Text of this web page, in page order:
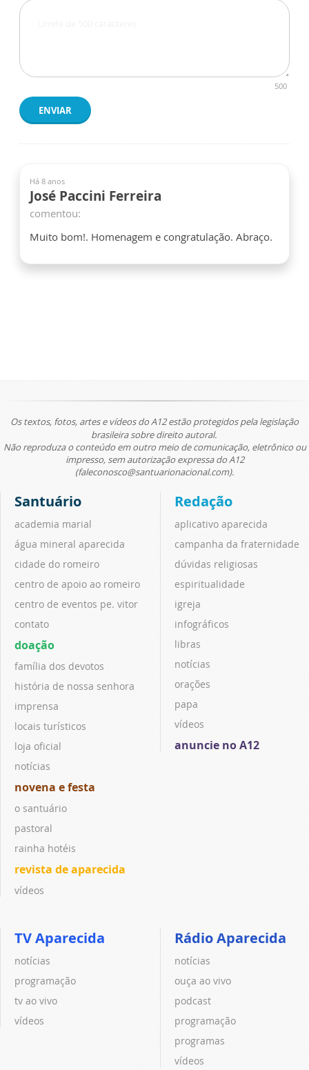
500
ENVIAR
Há 8 anos
José Paccini Ferreira
comentou:
Muito bom!. Homenagem e congratulação. Abraço.
Os textos, fotos, artes e vídeos do A12 estão protegidos pela legislação
brasileira sobre direito autoral.
Não reproduza o conteúdo em outro meio de comunicação, eletrônico ou
impresso, sem autorização expressa do A12
(faleconosco@santuarionacional.com).
Santuário
academia marial
água mineral aparecida
cidade do romeiro
centro de apoio ao romeiro
centro de eventos pe. vitor
contato
doação
família dos devotos
história de nossa senhora
imprensa
locais turísticos
loja oficial
notícias
novena e festa
o santuário
pastoral
rainha hotéis
revista de aparecida
vídeos
Redação
aplicativo aparecida
campanha da fraternidade
dúvidas religiosas
espiritualidade
igreja
infográficos
libras
notícias
orações
papa
vídeos
anuncie no A12
TV Aparecida
notícias
programação
tv ao vivo
vídeos
Rádio Aparecida
notícias
ouça ao vivo
podcast
programação
programas
vídeos